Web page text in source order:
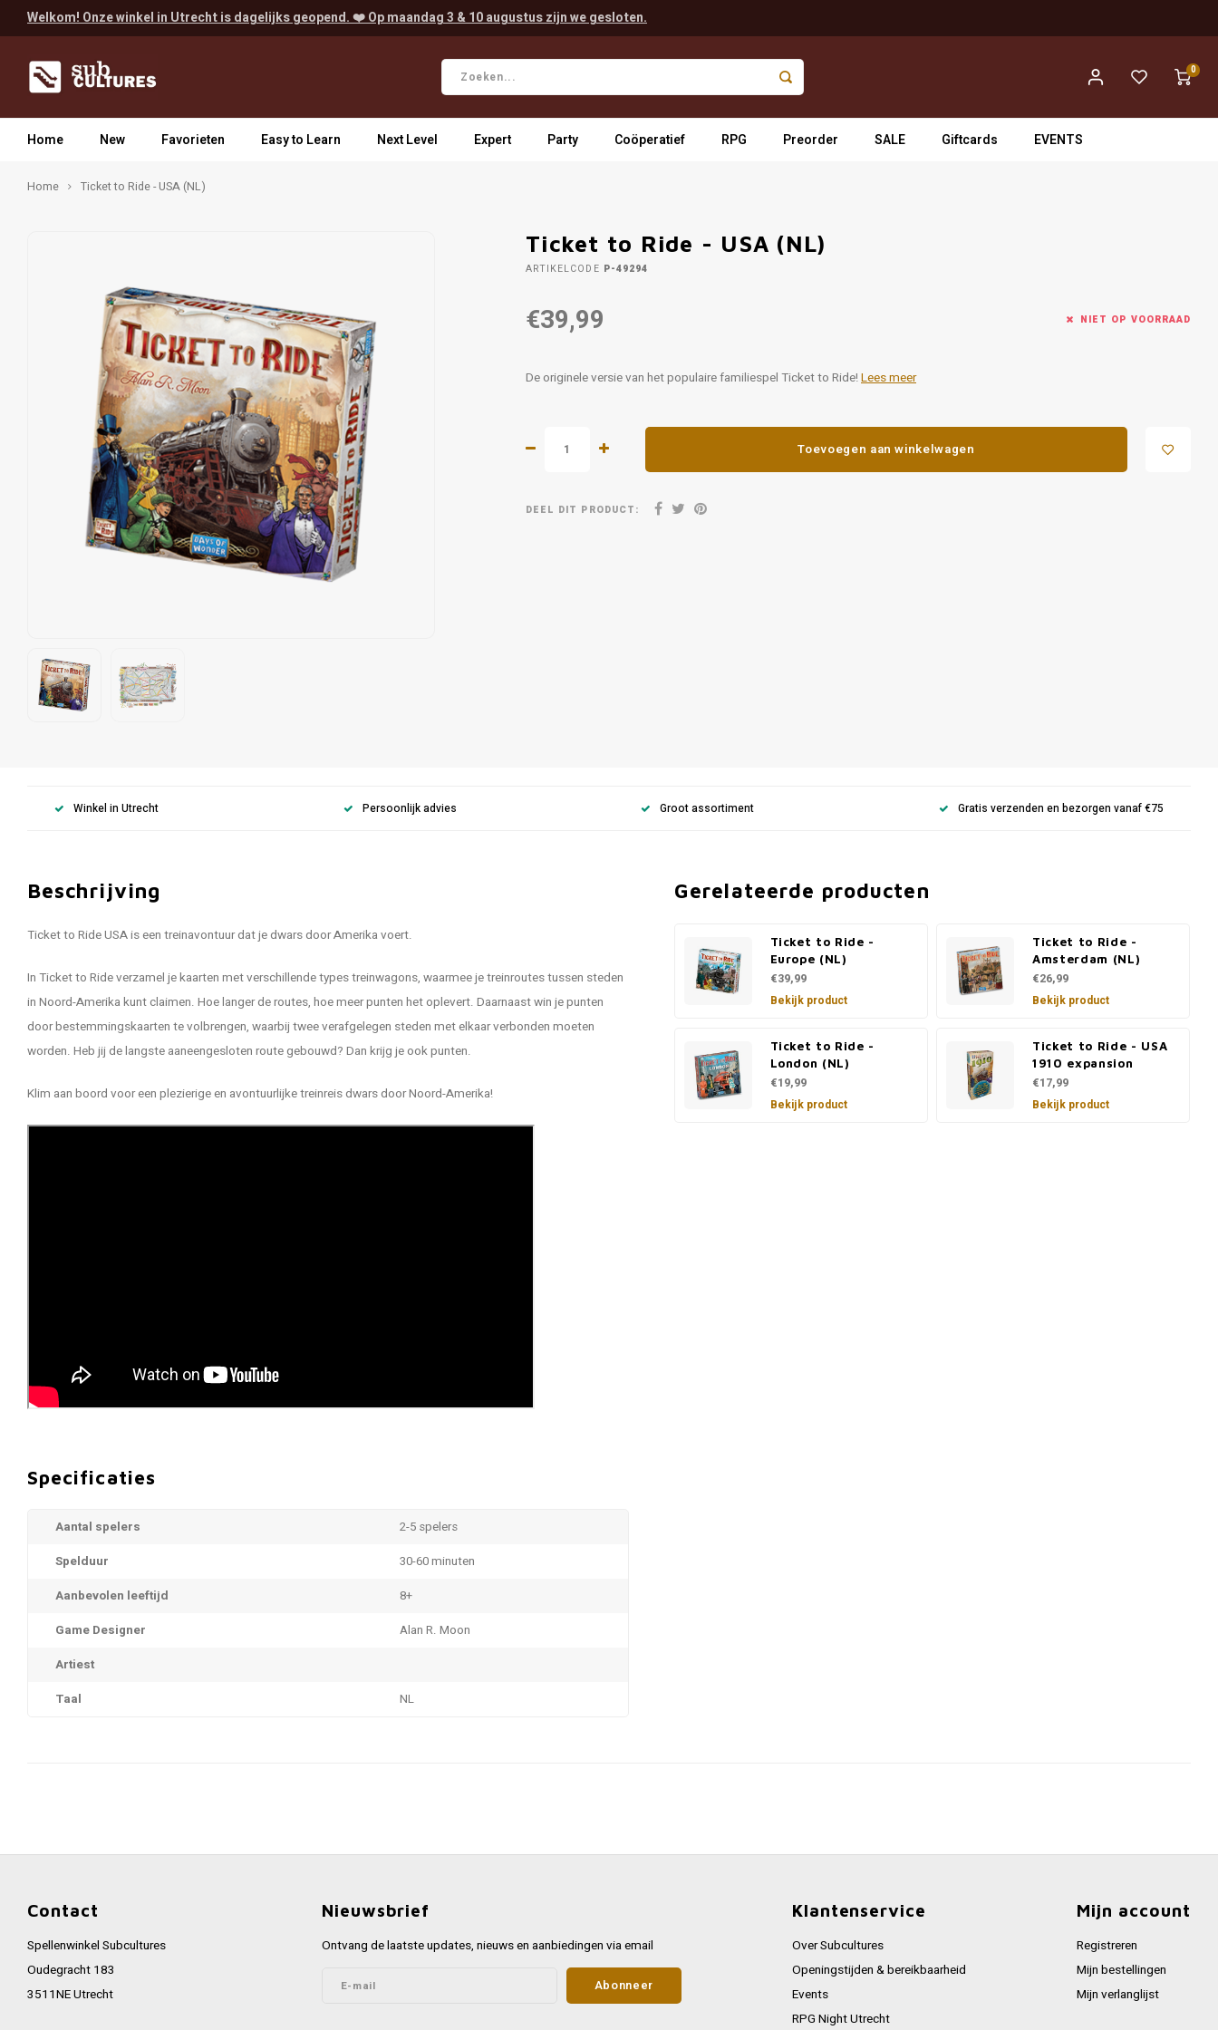
Welkom! Onze winkel in Utrecht is dagelijks geopend. ❤️ Op maandag 3 & 10 augustus zijn we gesloten.
0
Home New Favorieten Easy to Learn Next Level Expert Party Coöperatief RPG Preorder SALE Giftcards EVENTS
Home Ticket to Ride - USA (NL)
Ticket to Ride - USA (NL)
ARTIKELCODE P-49294
€39,99 NIET OP VOORRAAD
De originele versie van het populaire familiespel Ticket to Ride!Lees meer
Toevoegen aan winkelwagen
DEEL DIT PRODUCT:
Winkel in Utrecht Persoonlijk advies Groot assortiment Gratis verzenden en bezorgen vanaf €75
Beschrijving
Ticket to Ride USA is een treinavontuur dat je dwars door Amerika voert.
In Ticket to Ride verzamel je kaarten met verschillende types treinwagons, waarmee je treinroutes tussen steden
in Noord-Amerika kunt claimen. Hoe langer de routes, hoe meer punten het oplevert. Daarnaast win je punten
door bestemmingskaarten te volbrengen, waarbij twee verafgelegen steden met elkaar verbonden moeten
worden. Heb jij de langste aaneengesloten route gebouwd? Dan krijg je ook punten.
Klim aan boord voor een plezierige en avontuurlijke treinreis dwars door Noord-Amerika!
Specificaties
Aantal spelers
2-5 spelers
Spelduur
30-60 minuten
Aanbevolen leeftijd
8+
Game Designer
Alan R. Moon
Artiest
Taal
NL
Gerelateerde producten
Ticket to Ride -
Europe (NL)
€39,99
Bekijk product
Ticket to Ride -
Amsterdam (NL)
€26,99
Bekijk product
Ticket to Ride -
London (NL)
€19,99
Bekijk product
Ticket to Ride - USA
1910 expansion
€17,99
Bekijk product
Contact
Spellenwinkel Subcultures
Oudegracht 183
3511NE Utrecht
Nieuwsbrief
Ontvang de laatste updates, nieuws en aanbiedingen via email
Abonneer
Klantenservice
Over Subcultures
Openingstijden & bereikbaarheid
Events
RPG Night Utrecht
Mijn account
Registreren
Mijn bestellingen
Mijn verlanglijst